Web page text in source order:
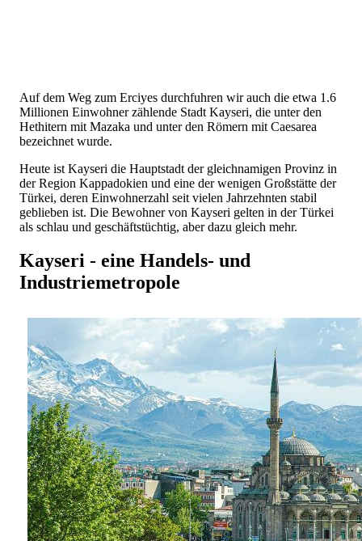
Auf dem Weg zum Erciyes durchfuhren wir auch die etwa 1.6
Millionen Einwohner zählende Stadt Kayseri, die unter den
Hethitern mit Mazaka und unter den Römern mit Caesarea
bezeichnet wurde.
Heute ist Kayseri die Hauptstadt der gleichnamigen Provinz in
der Region Kappadokien und eine der wenigen Großstätte der
Türkei, deren Einwohnerzahl seit vielen Jahrzehnten stabil
geblieben ist. Die Bewohner von Kayseri gelten in der Türkei
als schlau und geschäftstüchtig, aber dazu gleich mehr.
Kayseri - eine Handels- und
Industriemetropole